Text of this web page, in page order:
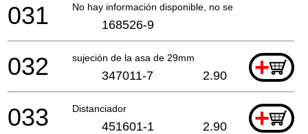
No hay información disponible, no se puede pedir
031 168526-9
sujeción de la asa de 29mm +
032 347011-7 2.90
Distanciador +
033 451601-1 2.90